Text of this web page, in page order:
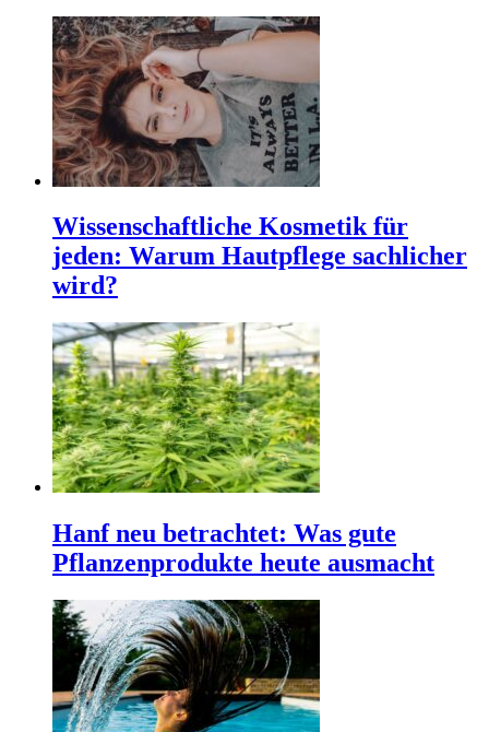
Wissenschaftliche Kosmetik für
jeden: Warum Hautpflege sachlicher
wird?
Hanf neu betrachtet: Was gute
Pflanzenprodukte heute ausmacht